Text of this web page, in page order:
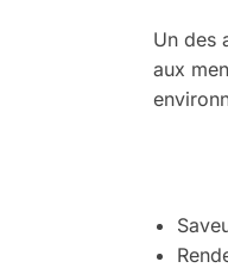
Un des
aux